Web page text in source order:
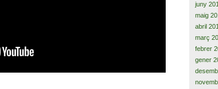
juny
maig
abril
març
febrer
gener